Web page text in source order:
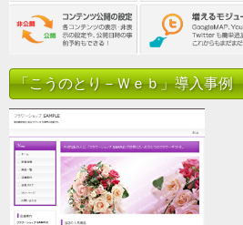
「こうのとり－Ｗｅｂ」導入事例